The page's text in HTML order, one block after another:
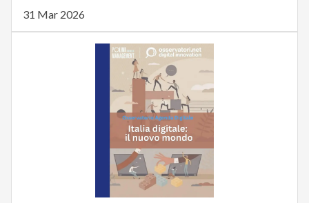
31 Mar 2026